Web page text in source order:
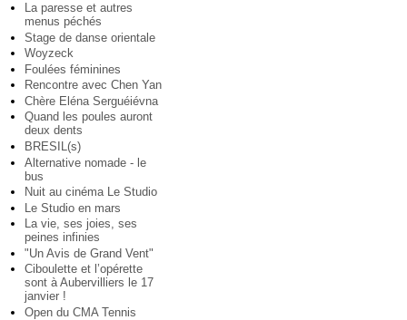
La paresse et autres
menus péchés
Stage de danse orientale
Woyzeck
Foulées féminines
Rencontre avec Chen Yan
Chère Eléna Serguéiévna
Quand les poules auront
deux dents
BRESIL(s)
Alternative nomade - le
bus
Nuit au cinéma Le Studio
Le Studio en mars
La vie, ses joies, ses
peines infinies
"Un Avis de Grand Vent"
Ciboulette et l’opérette
sont à Aubervilliers le 17
janvier !
Open du CMA Tennis